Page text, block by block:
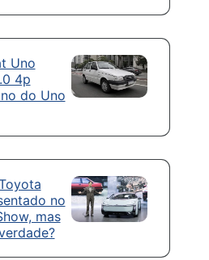
Uno
4p
do Uno
no
mas